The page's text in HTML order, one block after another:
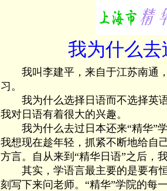
我为什么去
我叫李建平，来自于江苏南通，
习。
我为什么选择日语而不选择英语
我对日语有着很大的兴趣。
我为什么去过日本还来“精华”学
我想现在趁年轻，抓紧不断地给自
方言。自从来到“精华日语”之后，
其实，学语言最主要的是要有恒
刻写下来问老师。“精华”学院的每